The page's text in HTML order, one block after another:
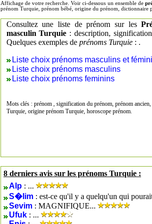
Affichage de votre recherche. Voir ci-dessous un ensemble de
prénom Turquie, prénom bébé, origine du prénom, dictionnaire
Consultez une liste de prénom sur les
masculin Turquie : description,
Quelques exemples de prénoms Turquie: .
Liste choix prénoms masculins et
Liste choix prénoms masculins
Liste choix prénoms feminins
Mots clés : prénom , signification du prénom, prénom
Turquie, origine prénom Turquie, horoscope prénom.
8 derniers avis sur les prénoms Turquie :
Alp : ...
S�lim : est-ce qu'il y a quelqu'un qui
Sevim : MAGNIFIQUE...
Ufuk : ...